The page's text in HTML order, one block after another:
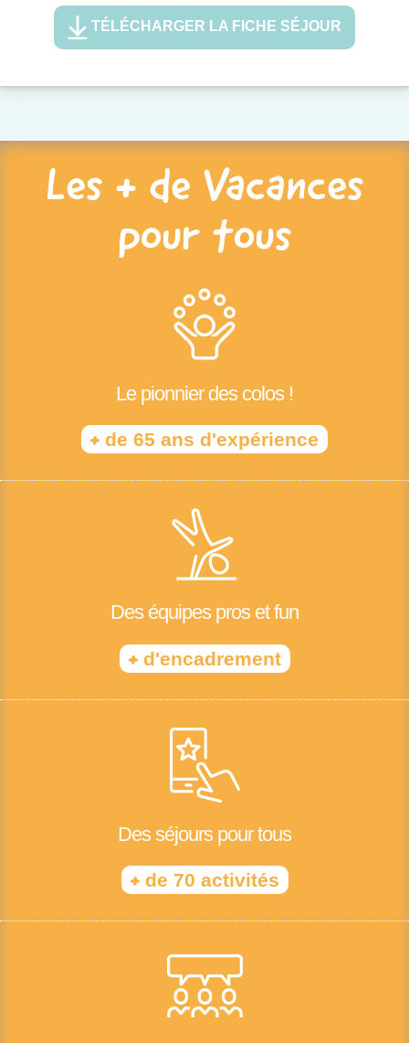
TÉLÉCHARGER LA FICHE SÉJOUR
Les + de Vacances
pour tous
Le pionnier des colos !
+ de 65 ans d'expérience
Des équipes pros et fun
+d'encadrement
Des séjours pour tous
+de 70 activités